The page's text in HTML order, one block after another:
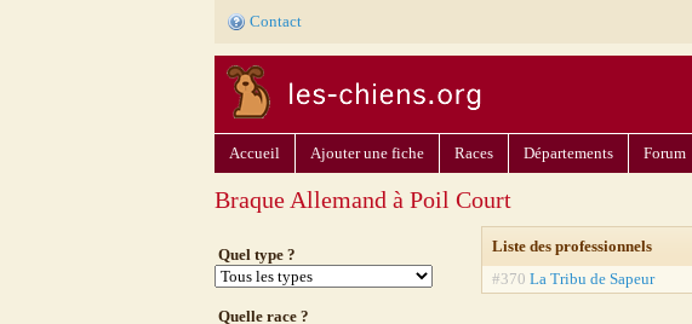
Contact
Accueil Ajouter une fiche Races Départements Forum
Braque Allemand à Poil Court
Quel type ?
Quelle race ?
Liste des professionnels
#370 La Tribu de Sapeur